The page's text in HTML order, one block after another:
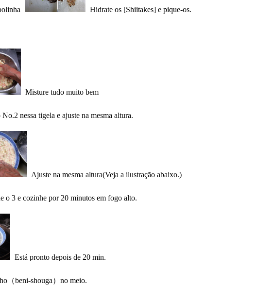
Hidrate os [Shiitakes] e pique-os.
Misture tudo muito bem
nessa tigela e ajuste na mesma altura.
Ajuste na mesma altura(Veja a ilustração abaixo.)
o 3 e cozinhe por 20 minutos em fogo alto.
Está pronto depois de 20 min.
（beni-shouga）no meio.